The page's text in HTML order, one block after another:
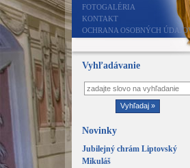
FOTOGALÉRIA
KONTAKT
OCHRANA OSOBNÝCH
Vyhľadávanie
Novinky
Jubilejný chrám Liptovský
Mikuláš